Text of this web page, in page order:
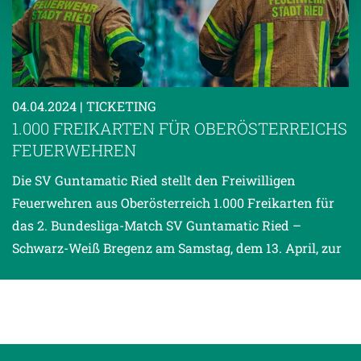
Weitere Details, insbesondere zu Speicherdauer und
Empfänger entnehmen Sie unserer
Datenschutzerklärung.
04.04.2024 | TICKETING
1.000 FREIKARTEN FÜR OBERÖSTERREICHS
FEUERWEHREN
Die SV Guntamatic Ried stellt den Freiwilligen
Feuerwehren aus Oberösterreich 1.000 Freikarten für
das 2. Bundesliga-Match SV Guntamatic Ried –
Schwarz-Weiß Bregenz am Samstag, dem 13. April, zur